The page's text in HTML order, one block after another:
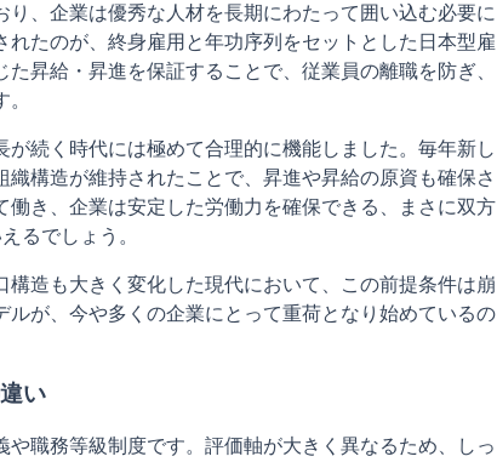
り、企業は優秀な人材を長期にわたって囲い込む必要に
たのが、終身雇用と年功序列をセットとした日本型雇
昇給・昇進を保証することで、従業員の離職を防ぎ、
が続く時代には極めて合理的に機能しました。毎年新し
構造が維持されたことで、昇進や昇給の原資も確保さ
働き、企業は安定した労働力を確保できる、まさに双方
るでしょう。
構造も大きく変化した現代において、この前提条件は崩
ルが、今や多くの企業にとって重荷となり始めているの
い
職務等級制度です。評価軸が大きく異なるため、しっ